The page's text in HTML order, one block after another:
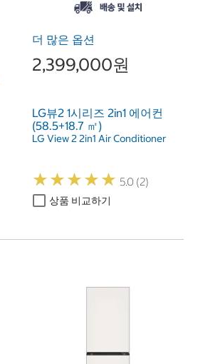
더 많은 옵션
2,399,000원
LG뷰2 1시리즈 2in1 에어컨
(58.5+18.7 ㎡)
LG View 2 2in1 Air Conditioner
★★★★★
★★★★★ 5.0 (2)
상품 비교하기